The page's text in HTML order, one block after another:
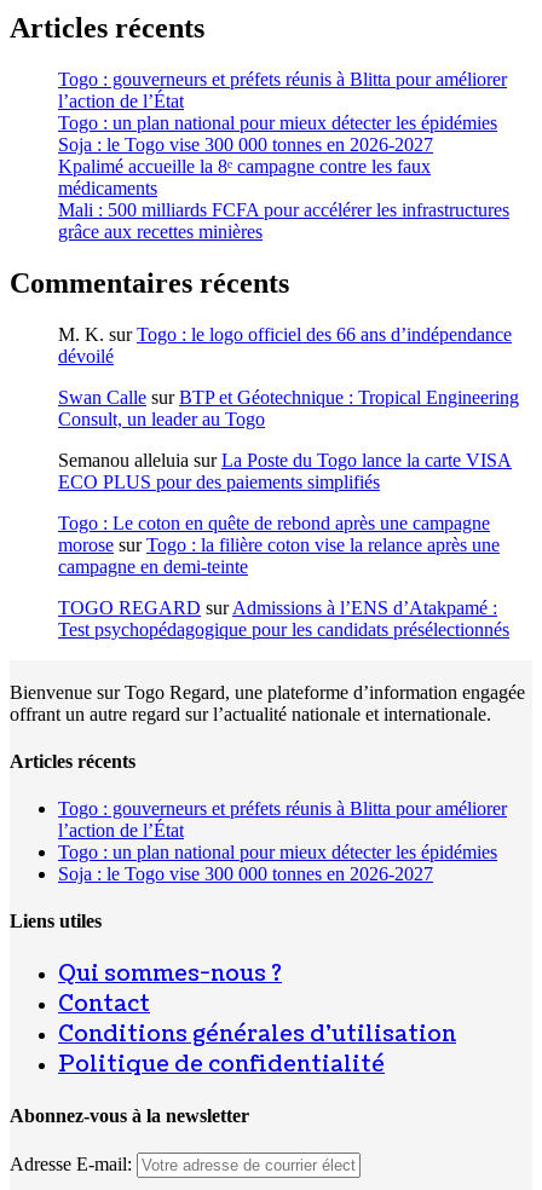
Articles récents
Togo : gouverneurs et préfets réunis à Blitta pour améliorer
l’action de l’État
Togo : un plan national pour mieux détecter les épidémies
Soja : le Togo vise 300 000 tonnes en 2026-2027
Kpalimé accueille la 8ᵉ campagne contre les faux
médicaments
Mali : 500 milliards FCFA pour accélérer les infrastructures
grâce aux recettes minières
Commentaires récents
M. K. surTogo : le logo officiel des 66 ans d’indépendance
dévoilé
Swan Calle surBTP et Géotechnique : Tropical Engineering
Consult, un leader au Togo
Semanou alleluia surLa Poste du Togo lance la carte VISA
ECO PLUS pour des paiements simplifiés
Togo : Le coton en quête de rebond après une campagne
morose surTogo : la filière coton vise la relance après une
campagne en demi-teinte
TOGO REGARD surAdmissions à l’ENS d’Atakpamé :
Test psychopédagogique pour les candidats présélectionnés
Bienvenue sur Togo Regard, une plateforme d’information engagée
offrant un autre regard sur l’actualité nationale et internationale.
Articles récents
Togo : gouverneurs et préfets réunis à Blitta pour améliorer
l’action de l’État
Togo : un plan national pour mieux détecter les épidémies
Soja : le Togo vise 300 000 tonnes en 2026-2027
Liens utiles
Qui sommes-nous ?
Contact
Conditions générales d’utilisation
Politique de confidentialité
Abonnez-vous à la newsletter
Adresse E-mail: